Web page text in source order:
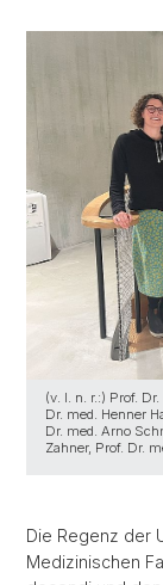
(v. l. n. r.:) Prof.
Dr. med. Henner
Dr. med. Arno
Zahner, Prof. Dr.
Die Regenz der
Medizinischen